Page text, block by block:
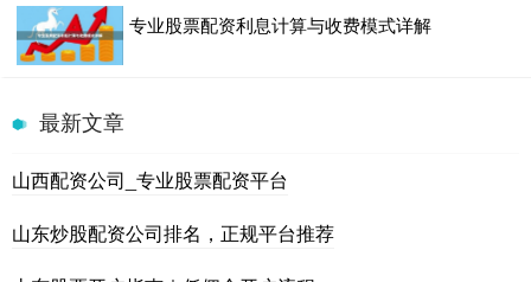
专业股票配资利息计算与收费模式详解
最新文章
山西配资公司_专业股票配资平台
山东炒股配资公司排名，正规平台推荐